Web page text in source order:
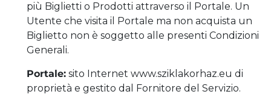
più Biglietti o Prodotti attraverso il Portale. Un
Utente che visita il Portale ma non acquista un
Biglietto non è soggetto alle presenti Condizioni
Generali.
Portale: sito Internet www.sziklakorhaz.eu di
proprietà e gestito dal Fornitore del Servizio.